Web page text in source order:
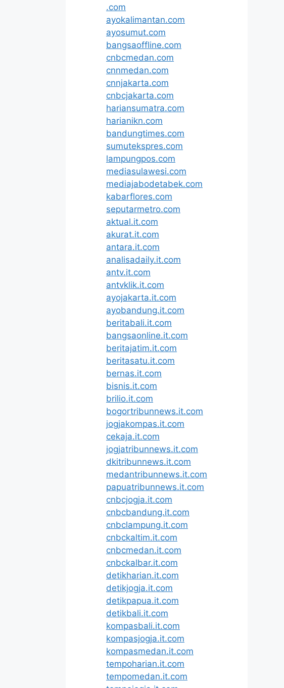
.com
ayokalimantan.com
ayosumut.com
bangsaoffline.com
cnbcmedan.com
cnnmedan.com
cnnjakarta.com
cnbcjakarta.com
hariansumatra.com
harianikn.com
bandungtimes.com
sumutekspres.com
lampungpos.com
mediasulawesi.com
mediajabodetabek.com
kabarflores.com
seputarmetro.com
aktual.it.com
akurat.it.com
antara.it.com
analisadaily.it.com
antv.it.com
antvklik.it.com
ayojakarta.it.com
ayobandung.it.com
beritabali.it.com
bangsaonline.it.com
beritajatim.it.com
beritasatu.it.com
bernas.it.com
bisnis.it.com
brilio.it.com
bogortribunnews.it.com
jogjakompas.it.com
cekaja.it.com
jogjatribunnews.it.com
dkitribunnews.it.com
medantribunnews.it.com
papuatribunnews.it.com
cnbcjogja.it.com
cnbcbandung.it.com
cnbclampung.it.com
cnbckaltim.it.com
cnbcmedan.it.com
cnbckalbar.it.com
detikharian.it.com
detikjogja.it.com
detikpapua.it.com
detikbali.it.com
kompasbali.it.com
kompasjogja.it.com
kompasmedan.it.com
tempoharian.it.com
tempomedan.it.com